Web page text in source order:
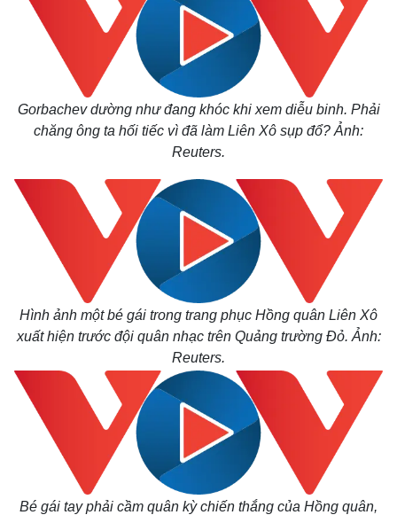
Bất động sản
Khởi nghiệp
Giá vàng
Tiêu dùng
Tỷ giá
Chứng khoán
Giá cà phê
Gorbachev dường như đang khóc khi xem diễu binh. Phải
chăng ông ta hối tiếc vì đã làm Liên Xô sụp đổ? Ảnh:
Reuters.
Hình ảnh một bé gái trong trang phục Hồng quân Liên Xô
xuất hiện trước đội quân nhạc trên Quảng trường Đỏ. Ảnh:
Reuters.
Bé gái tay phải cầm quân kỳ chiến thắng của Hồng quân,